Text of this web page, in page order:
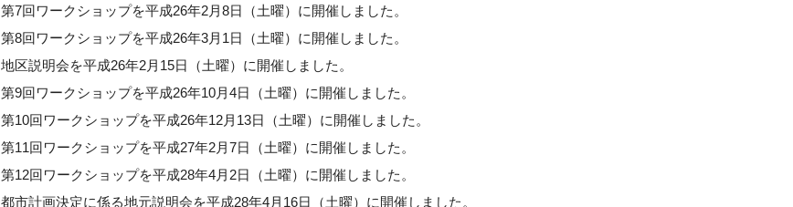
第7回ワークショップを平成26年2月8日（土曜）に開催しました。
第8回ワークショップを平成26年3月1日（土曜）に開催しました。
地区説明会を平成26年2月15日（土曜）に開催しました。
第9回ワークショップを平成26年10月4日（土曜）に開催しました。
第10回ワークショップを平成26年12月13日（土曜）に開催しました。
第11回ワークショップを平成27年2月7日（土曜）に開催しました。
第12回ワークショップを平成28年4月2日（土曜）に開催しました。
都市計画決定に係る地元説明会を平成28年4月16日（土曜）に開催しました。